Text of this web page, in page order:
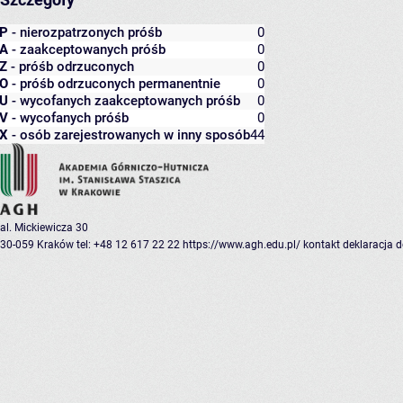
P - nierozpatrzonych próśb
0
A - zaakceptowanych próśb
0
Z - próśb odrzuconych
0
O - próśb odrzuconych permanentnie
0
U - wycofanych zaakceptowanych próśb
0
V - wycofanych próśb
0
X - osób zarejestrowanych w inny sposób44
al. Mickiewicza 30
30-059 Kraków tel: +48 12 617 22 22 https://www.agh.edu.pl/ kontakt deklaracja